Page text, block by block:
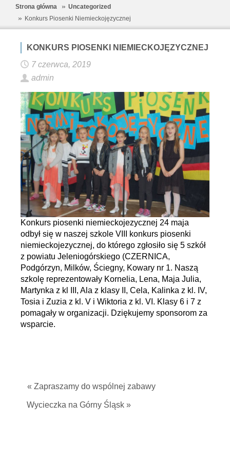
Strona główna
Uncategorized
Konkurs Piosenki Niemieckojęzycznej
KONKURS PIOSENKI NIEMIECKOJĘZYCZNEJ
7 czerwca, 2019
admin
Konkurs piosenki niemieckojezycznej 24 maja
odbył się w naszej szkole VIII konkurs piosenki
niemieckojezycznej, do którego zgłosiło się 5 szkół
z powiatu Jeleniogórskiego (CZERNICA,
Podgórzyn, Milków, Ściegny, Kowary nr 1. Naszą
szkolę reprezentowały Kornelia, Lena, Maja Julia,
Martynka z kl III, Ala z klasy II, Cela, Kalinka z kl. IV,
Tosia i Zuzia z kl. V i Wiktoria z kl. VI. Klasy 6 i 7 z
pomagały w organizacji. Dziękujemy sponsorom za
wsparcie.
« Zapraszamy do wspólnej zabawy
Wycieczka na Górny Śląsk »